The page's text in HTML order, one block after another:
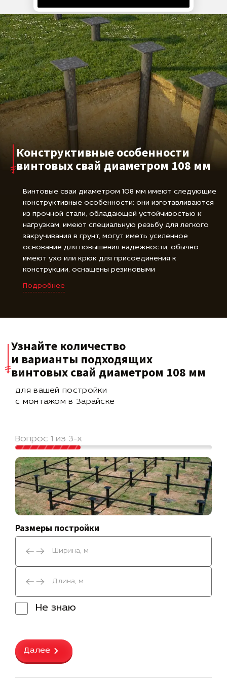
проектировании и соблюдении технологии монтажа
они обеспечивают устойчивое основание на срок
службы более 50 лет. Увеличенная площадь
лопасти повышает устойчивость к горизонтальным
нагрузкам, включая воздействия льда, течений и
ветровых нагрузок на надземные конструкции.
Конструктивные особенности
винтовых свай диаметром 108 мм
Винтовые сваи диаметром 108 мм имеют следующие
конструктивные особенности: они изготавливаются
из прочной стали, обладающей устойчивостью к
нагрузкам, имеют специальную резьбу для легкого
закручивания в грунт, могут иметь усиленное
основание для повышения надежности, обычно
имеют ухо или крюк для присоединения к
конструкции, оснащены резиновыми
амортизаторами или гайками для регулировки
высоты, оцинкованное покрытие защищает от
Подробнее
Узнайте количество
и варианты подходящих
винтовых свай диаметром 108 мм
для вашей постройки
с монтажом в Зарайске
Вопрос 1 из 3-х
Размеры постройки
Не знаю
Далее